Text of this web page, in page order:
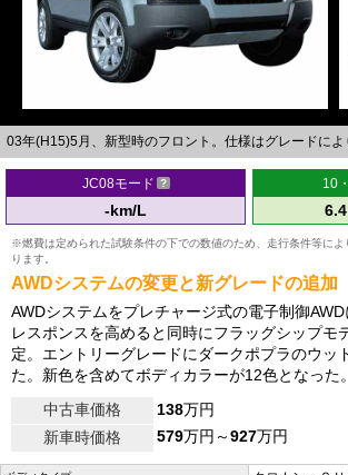
03年(H15)5月、新型時のフロント。仕様はグレードに
JC08モード
-km/L
10
※燃費は定められた試験条件の下での数値のため、走行条件等によ
ります。
AWDシステムの変更と新グレードの追加
AWDシステムをプレチャージ式の電子制御
レスポンスを高めると同時にフラッグシップモ
定。エントリーグレードにダークポプラのウッ
た。新色を含めてボディカラーが12色となった
中古車価格
138万円
新車時価格
579万円～927万円